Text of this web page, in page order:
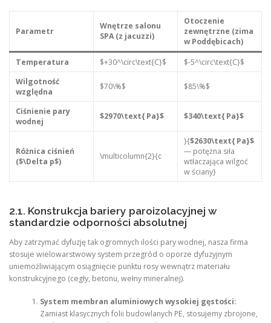
Parametr
Wnętrze salonu
SPA (z jacuzzi)
Otoczenie
zewnętrzne (zima
w Poddębicach)
Temperatura
$+30^\circ\text{C}$
$-5^\circ\text{C}$
Wilgotność
względna
$70\%$ $85\%$
Ciśnienie pary
wodnej
$2970\text{ Pa}$ $340\text{ Pa}$
Różnica ciśnień
($\Delta p$)
\multicolumn{2}{c
}{$2630\text{ Pa}$
— potężna siła
wtłaczająca wilgoć
w ściany}
2.1. Konstrukcja bariery paroizolacyjnej w
standardzie odporności absolutnej
Aby zatrzymać dyfuzję tak ogromnych ilości pary wodnej, nasza firma
stosuje wielowarstwowy system przegród o oporze dyfuzyjnym
uniemożliwiającym osiągnięcie punktu rosy wewnątrz materiału
konstrukcyjnego (cegły, betonu, wełny mineralnej).
System membran aluminiowych wysokiej gęstości:
Zamiast klasycznych folii budowlanych PE, stosujemy zbrojone,